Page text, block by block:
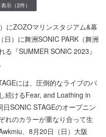
示（2件）
にZOZOマリンスタジアム&幕
）に舞洲SONIC PARK（舞洲
る『SUMMER SONIC 2023』
には、圧倒的なライブのパ
続けるFear, and Loathing in
SONIC STAGEのオープニン
れのカラーが重なり合って生
、8月20日（日）大阪